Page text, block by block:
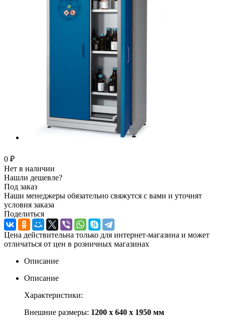
0 ₽
Нет в наличии
Нашли дешевле?
Под заказ
Наши менеджеры обязательно свяжутся с вами и уточнят
условия заказа
Поделиться
Цена действительна только для интернет-магазина и может
отличаться от цен в розничных магазинах
Описание
Описание
Характеристики:
Внешние размеры: 1200 x 640 x 1950 мм